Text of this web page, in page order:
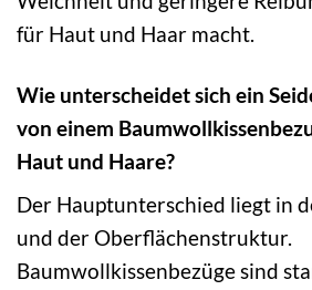
für Haut und Haar macht.
Wie unterscheidet sich ein
von einem
Haut und Haare?
Der Hauptunterschied liegt in
und der Oberflächenstruktur.
Baumwollkissenbezüge sind